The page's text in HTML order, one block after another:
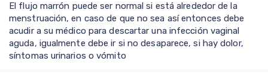
El flujo marrón puede ser normal si está alrededor de la
menstruación, en caso de que no sea así entonces debe
acudir a su médico para descartar una infección vaginal
aguda, igualmente debe ir si no desaparece, si hay dolor,
síntomas urinarios o vómito